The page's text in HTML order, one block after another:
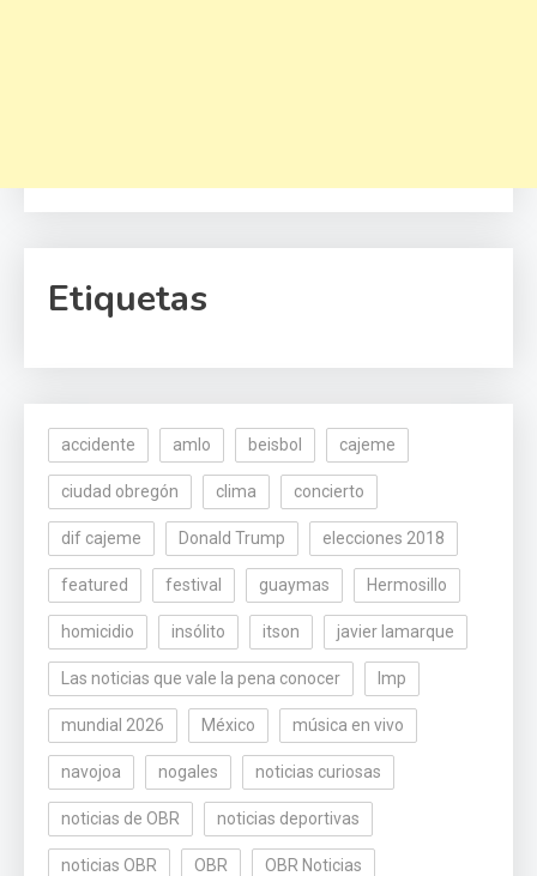
Etiquetas
accidente amlo beisbol cajeme
ciudad obregón clima concierto
dif cajeme Donald Trump elecciones 2018
featured festival guaymas Hermosillo
homicidio insólito itson javier lamarque
Las noticias que vale la pena conocer lmp
mundial 2026 México música en vivo
navojoa nogales noticias curiosas
noticias de OBR noticias deportivas
noticias OBR OBR OBR Noticias